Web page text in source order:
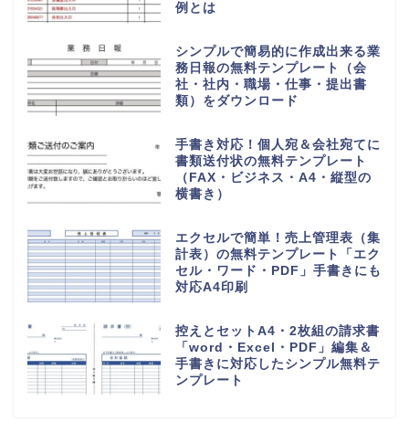
例とは
シンプルで簡易的に作成出来る業
務日報の無料テンプレート（会
社・社内・職場・仕事・提出書
類）をダウンロード
手書き対応！個人宛＆会社宛てに
書類送付状の無料テンプレート
（FAX・ビジネス・A4・縦型の
横書き）
エクセルで簡単！売上管理表（集
計表）の無料テンプレート「エク
セル・ワード・PDF」手書きにも
対応A4印刷
控えとセットA4・2枚組の請求書
「word・Excel・PDF」編集＆
手書きに対応したシンプル無料テ
ンプレート